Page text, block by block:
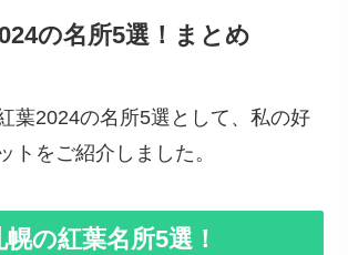
の名所5選！まとめ
葉2024の名所5選として、私の好
トをご紹介しました。
幌の紅葉名所5選！